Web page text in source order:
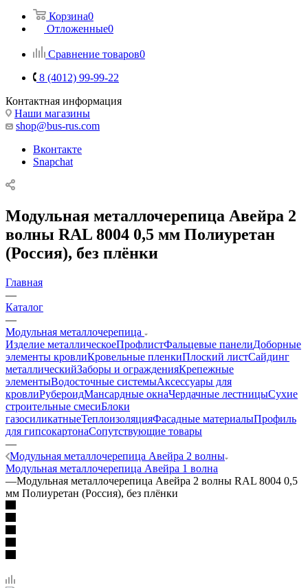
Корзина0
Отложенные0
Сравнение товаров0
8 (4012) 99-99-22
Контактная информация
Наши магазины
shop@bus-rus.com
Вконтакте
Snapchat
Модульная металлочерепица Авейра 2
волны RAL 8004 0,5 мм Полиуретан
(Россия), без плёнки
Главная
—
Каталог
—
Модульная металлочерепица
Изделие металлическоеПрофлистФальцевые панелиДоборные
элементы кровлиКровельные пленкиПлоский листСайдинг
металлическийЗаборы и огражденияКрепежные
элементыВодосточные системыАксессуары для
кровлиРубероидМансардные окнаЧердачные лестницыСухие
строительные смесиБлоки
газосиликатныеТеплоизоляцияФасадные материалыПрофиль
для гипсокартонаСопутствующие товары
—
Модульная металлочерепица Авейра 2 волны
Модульная металлочерепица Авейра 1 волна
—Модульная металлочерепица Авейра 2 волны RAL 8004 0,5
мм Полиуретан (Россия), без плёнки